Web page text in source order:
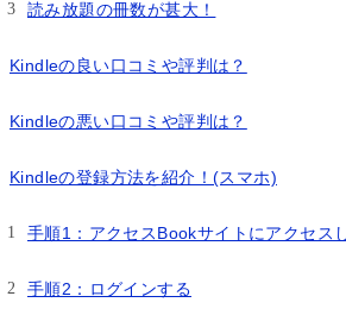
読み放題の冊数が甚大！
Kindleの良い口コミや評判は？
Kindleの悪い口コミや評判は？
Kindleの登録方法を紹介！(スマホ)
手順1：アクセスBookサイトにアクセス
手順2：ログインする